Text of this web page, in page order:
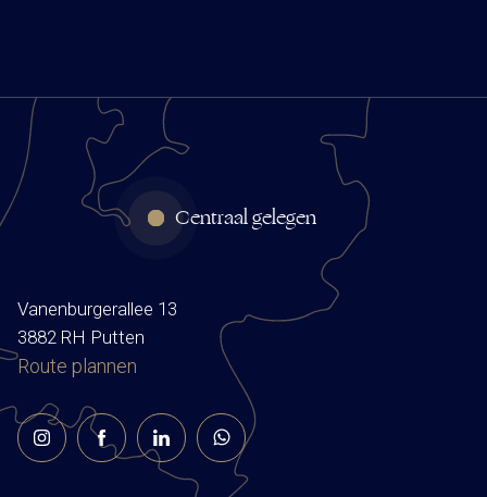
Centraal gelegen
Vanenburgerallee 13
3882 RH Putten
Route plannen